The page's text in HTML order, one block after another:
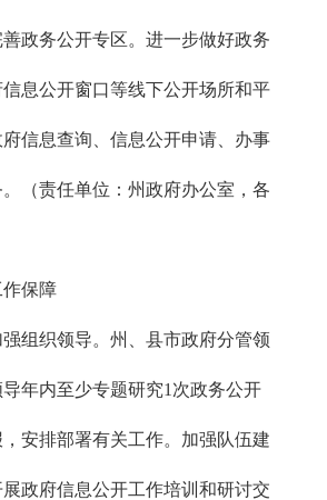
善政务公开专区。进一步做好政务
息公开窗口等线下公开场所和平
信息查询、信息公开申请、办事
（责任单位：州政府办公室，各
保障
强组织领导。州、县市政府分管领
年内至少专题研究1次政务公开
安排部署有关工作。加强队伍建
政府信息公开工作培训和研讨交